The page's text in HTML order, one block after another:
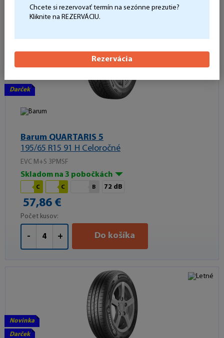
Darček
Barum QUARTARIS 5
195/65 R15 91 H Celoročné
EVC M+S 3PMSF
Skladom na 3 pobočkách
C C B 72 dB
57,86 €
Počet kusov:
- + Do košíka
Novinka
Darček
Chcete si rezervovať termín na sezónne prezutie?
Kliknite na REZERVÁCIU.
Rezervácia